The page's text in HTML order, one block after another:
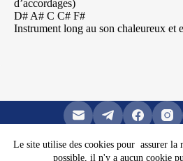
Le site utilise des cookies pour assurer la
possible, il n'y a aucun cookie
d’accordages)
D# A# C C# F#
Instrument long au son chaleureux et